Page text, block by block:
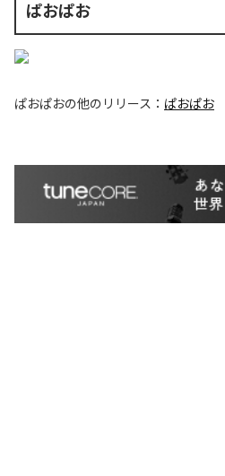
ぱおぱお
ぱおぱおの他のリリース： ぱおぱお